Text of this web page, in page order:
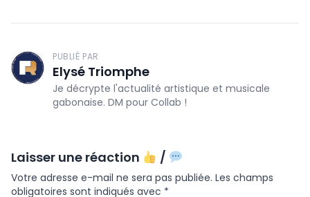
PUBLIÉ PAR
Elysé Triomphe
Je décrypte l'actualité artistique et musicale
gabonaise. DM pour Collab !
Laisser une réaction /
Votre adresse e-mail ne sera pas publiée. Les champs
obligatoires sont indiqués avec *